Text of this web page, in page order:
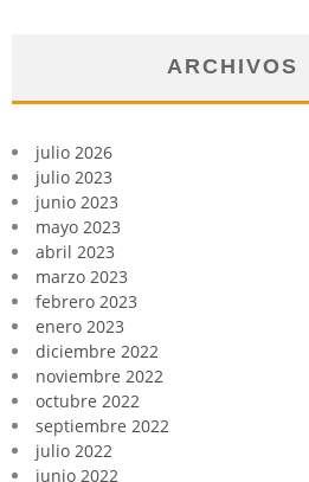
ARCHIVOS
julio 2026
julio 2023
junio 2023
mayo 2023
abril 2023
marzo 2023
febrero 2023
enero 2023
diciembre 2022
noviembre 2022
octubre 2022
septiembre 2022
julio 2022
junio 2022